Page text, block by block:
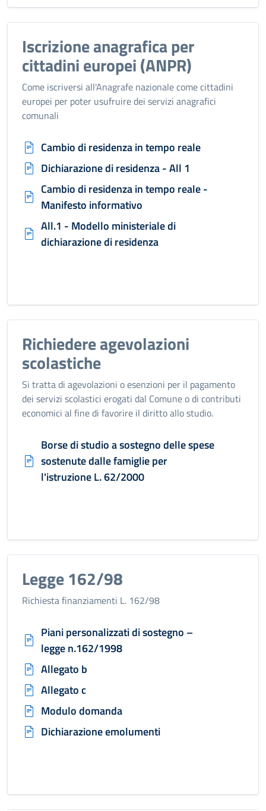
Iscrizione anagrafica per
cittadini europei (ANPR)
Come iscriversi all'Anagrafe nazionale come cittadini
europei per poter usufruire dei servizi anagrafici
comunali
Cambio di residenza in tempo reale
Dichiarazione di residenza - All 1
Cambio di residenza in tempo reale -
Manifesto informativo
All.1 - Modello ministeriale di
dichiarazione di residenza
Richiedere agevolazioni
scolastiche
Si tratta di agevolazioni o esenzioni per il pagamento
dei servizi scolastici erogati dal Comune o di contributi
economici al fine di favorire il diritto allo studio.
Borse di studio a sostegno delle spese
sostenute dalle famiglie per
l'istruzione L. 62/2000
Legge 162/98
Richiesta finanziamenti L. 162/98
Piani personalizzati di sostegno –
legge n.162/1998
Allegato b
Allegato c
Modulo domanda
Dichiarazione emolumenti